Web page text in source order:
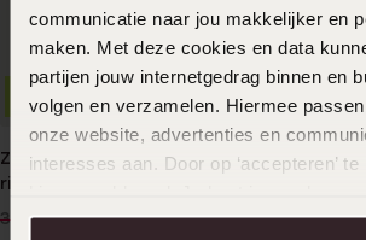
communicatie naar jou makkelijker en
maken. Met deze cookies en data
partijen jouw internetgedrag binnen en
volgen en verzamelen. Hiermee
onze website, advertenties en
interesses aan. Door op ‘accepteren’
aanpassen. Lees er meer over in ons
Zilveren goldplated kinder
ring met zirkonia voor
kinderen
34.992499
-29%
Zilveren